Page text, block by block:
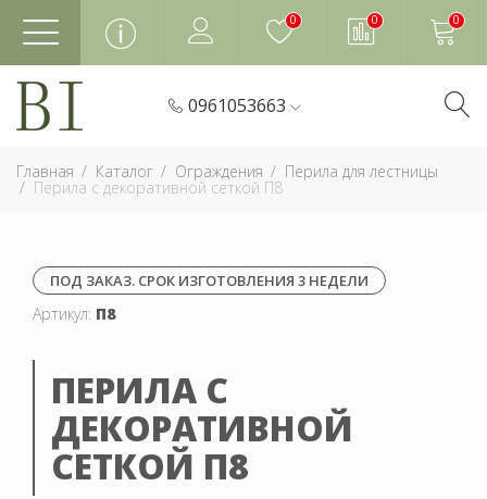
0 0 0
0961053663
Главная Каталог Ограждения Перила для лестницы
Перила с декоративной сеткой П8
ПОД ЗАКАЗ. СРОК ИЗГОТОВЛЕНИЯ 3 НЕДЕЛИ
Артикул: П8
ПЕРИЛА С
ДЕКОРАТИВНОЙ
СЕТКОЙ П8